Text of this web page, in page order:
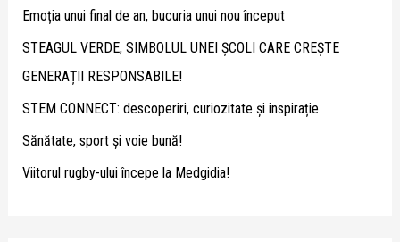
o
r
:
Emoția unui final de an, bucuria unui nou început
STEAGUL VERDE, SIMBOLUL UNEI ȘCOLI CARE CREȘTE
GENERAȚII RESPONSABILE!
STEM CONNECT: descoperiri, curiozitate și inspirație
Sănătate, sport și voie bună!
Viitorul rugby-ului începe la Medgidia!